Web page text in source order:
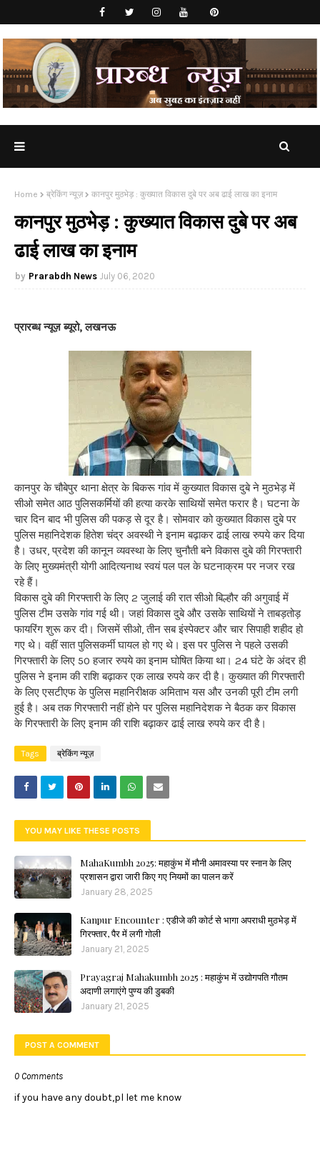
Home ब्रेकिंग न्यूज़ कानपुर मुठभेड़ : कुख्यात विकास दुबे पर अब ढाई लाख का इनाम
कानपुर मुठभेड़ : कुख्यात विकास दुबे पर अब
ढाई लाख का इनाम
Prarabdh News July 06, 2020
प्रारब्ध न्यूज़ ब्यूरो, लखनऊ
कानपुर के चौबेपुर थाना क्षेत्र के बिकरू गांव में कुख्यात विकास दुबे ने मुठभेड़ में
सीओ समेत आठ पुलिसकर्मियों की हत्या करके साथियों समेत फरार है। घटना के
चार दिन बाद भी पुलिस की पकड़ से दूर है। सोमवार को कुख्यात विकास दुबे पर
पुलिस महानिदेशक हितेश चंद्र अवस्थी ने इनाम बढ़ाकर ढाई लाख रुपये कर दिया
है। उधर, प्रदेश की कानून व्यवस्था के लिए चुनौती बने विकास दुबे की गिरफ्तारी
के लिए मुख्यमंत्री योगी आदित्यनाथ स्वयं पल पल के घटनाक्रम पर नजर रख
रहे हैं।
विकास दुबे की गिरफ्तारी के लिए 2 जुलाई की रात सीओ बिल्हौर की अगुवाई में
पुलिस टीम उसके गांव गई थी। जहां विकास दुबे और उसके साथियों ने ताबड़तोड़
फायरिंग शुरू कर दी। जिसमें सीओ, तीन सब इंस्पेक्टर और चार सिपाही शहीद हो
गए थे। वहीं सात पुलिसकर्मी घायल हो गए थे। इस पर पुलिस ने पहले उसकी
गिरफ्तारी के लिए 50 हजार रुपये का इनाम घोषित किया था। 24 घंटे के अंदर ही
पुलिस ने इनाम की राशि बढ़ाकर एक लाख रुपये कर दी है। कुख्यात की गिरफ्तारी
के लिए एसटीएफ के पुलिस महानिरीक्षक अमिताभ यस और उनकी पूरी टीम लगी
हुई है। अब तक गिरफ्तारी नहीं होने पर पुलिस महानिदेशक ने बैठक कर विकास
के गिरफ्तारी के लिए इनाम की राशि बढ़ाकर ढाई लाख रुपये कर दी है।
Tags ब्रेकिंग न्यूज़
YOU MAY LIKE THESE POSTS
MahaKumbh 2025: महाकुंभ में मौनी अमावस्या पर स्नान के लिए
प्रशासन द्वारा जारी किए गए नियमों का पालन करें
January 28, 2025
Kanpur Encounter : एडीजे की कोर्ट से भागा अपराधी मुठभेड़ में
गिरफ्तार, पैर में लगी गोली
January 21, 2025
Prayagraj Mahakumbh 2025 : महाकुंभ में उद्योगपति गौतम
अदाणी लगाएंगे पुण्य की डुबकी
January 21, 2025
POST A COMMENT
0 Comments
if you have any doubt,pl let me know